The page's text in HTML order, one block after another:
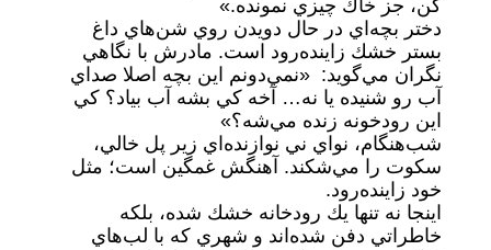
كن، جز خاك چيزي نمونده.»
دختر بچه‌اي در حال دويدن روي شن‌هاي داغ
بستر خشك زاينده‌رود است. مادرش با نگاهي
نگران مي‌گويد: «نمي‌دونم اين بچه اصلا صداي
آب رو شنيده يا نه… آخه كي بشه آب بياد؟ كي
اين رودخونه زنده مي‌شه؟»
شب‌هنگام، نواي ني نوازنده‌اي زير پل خالي،
سكوت را مي‌شكند. آهنگش غمگين است؛ مثل
خود زاينده‌رود.
اينجا نه‌ تنها يك رودخانه خشك شده، بلكه
خاطراتي دفن شده‌اند و شهري كه با لب‌هاي